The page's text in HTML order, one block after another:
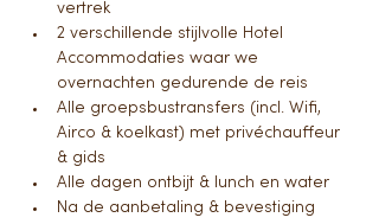
vertrek
2 verschillende stijlvolle Hotel
Accommodaties waar we
overnachten gedurende de reis
Alle groepsbustransfers (incl. Wifi,
Airco & koelkast) met privéchauffeur
& gids
Alle dagen ontbijt & lunch en water
Na de aanbetaling & bevestiging